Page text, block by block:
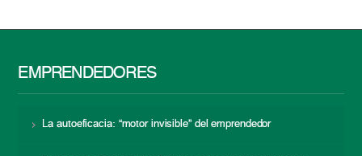
EMPRENDEDORES
La autoeficacia: “motor invisible” del emprendedor